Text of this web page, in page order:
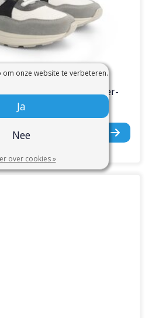
voor Dames - Runner-
Voetbed
om onze website te verbeteren.
Ja
Nee
over cookies »